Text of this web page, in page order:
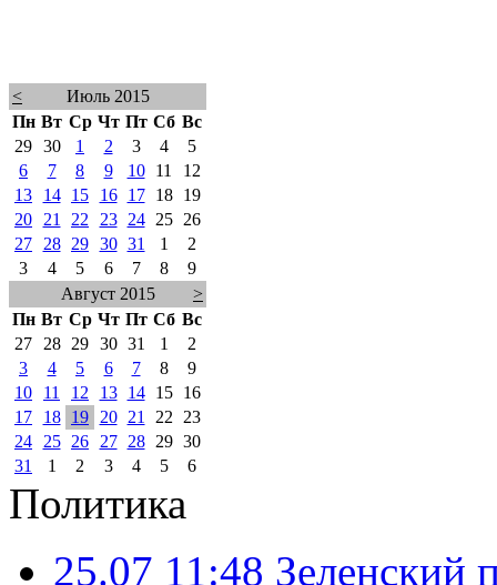
<
Июль 2015
Пн Вт Ср Чт Пт Сб Вс
29 30 1 2 3 4
5
6
7 8 9 10 11
12
13
14 15 16 17 18
19
20
21 22 23 24 25
26
27
28 29 30 31 1
2
3
4 5 6 7 8
9
Август 2015
>
Пн Вт Ср Чт Пт Сб Вс
27
28 29 30 31 1
2
3
4 5 6 7 8
9
10
11 12 13 14 15
16
17
18 19 20 21 22
23
24
25 26 27 28 29 30
31
1 2 3 4 5 6
Политика
25.07 11:48 Зеленский